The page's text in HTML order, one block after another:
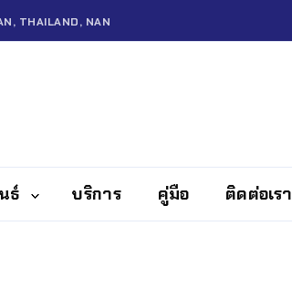
THAILAND, NAN
ธ์
บริการ คู่มือ ติดต่อเรา